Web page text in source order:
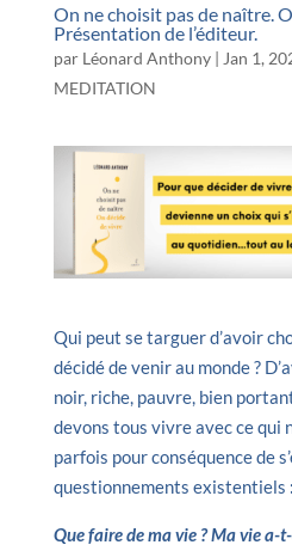
On ne choisit pas de naître.
Présentation de l’éditeur.
par Léonard Anthony| Jan 1,
MEDITATION
Qui peut se targuer d’avoir
décidé de venir au monde ?
noir, riche, pauvre, bien
devons tous vivre avec ce qui
parfois pour conséquence de
questionnements existentiels :
Que faire de ma vie ? Ma vie a-